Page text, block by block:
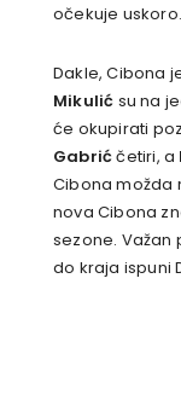
očekuje uskoro.
Dakle, Cibona
Mikulić su na
će okupirati
Gabrićčetiri, a
Cibona možda
nova Cibona
sezone. Važan
do kraja ispuni